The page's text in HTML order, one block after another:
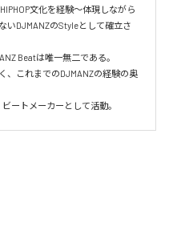
文化を経験〜体現しながら
いDJMANZのStyleとして確立さ
Beatは唯一無二である。
、これまでのDJMANZの経験の奥
ートメーカーとして活動。